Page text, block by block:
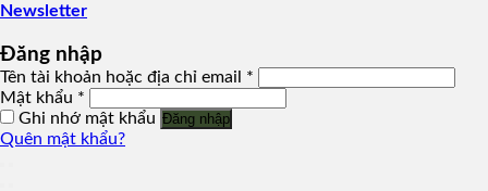
Newsletter
Đăng nhập
Tên tài khoản hoặc địa chỉ email *
Mật khẩu *
Ghi nhớ mật khẩu Đăng nhập
Quên mật khẩu?